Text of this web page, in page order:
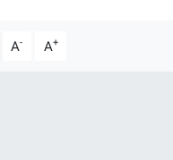
A- A+